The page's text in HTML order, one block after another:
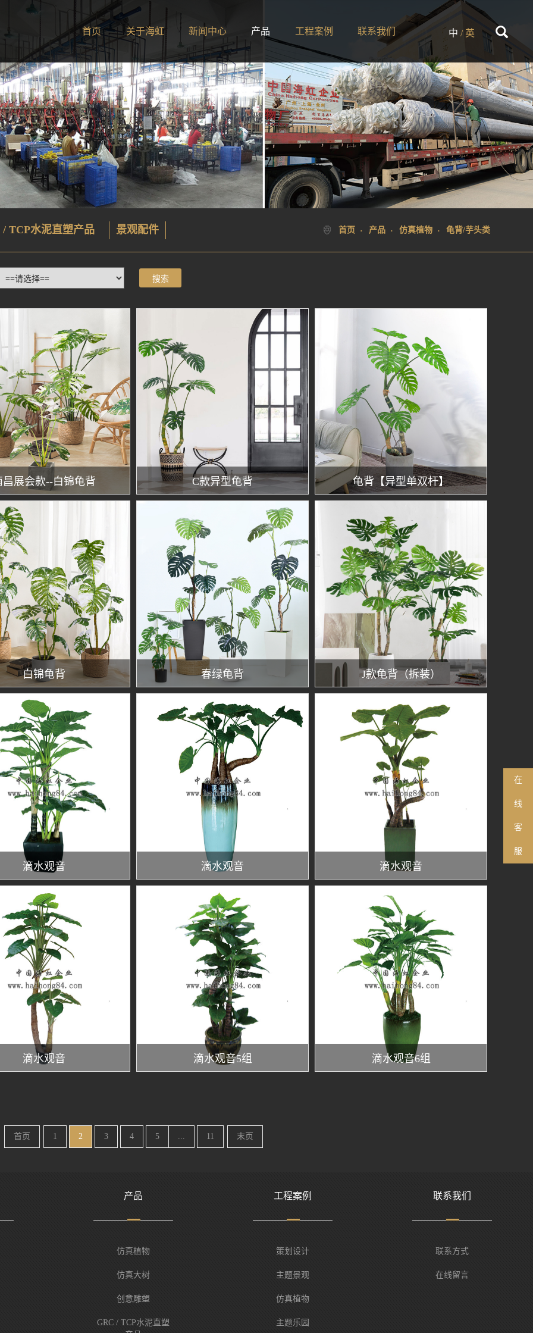
中 / 英
首页 关于海虹 新闻中心 产品 工程案例 联系我们
/ TCP水泥直塑产品 景观配件 首页 产品 仿真植物 龟背/芋头类
昌展会款--白锦龟背 C款异型龟背 龟背【异型单双杆】
白锦龟背 春绿龟背 J款龟背（拆装）
滴水观音 滴水观音 滴水观音
滴水观音 滴水观音5组 滴水观音6组
首页 1 2 3 4 5 ... 11 末页
产品
仿真植物
仿真大树
创意雕塑
GRC / TCP水泥直塑
工程案例
策划设计
主题景观
仿真植物
主题乐园
联系我们
联系方式
在线留言
在
线
客
服